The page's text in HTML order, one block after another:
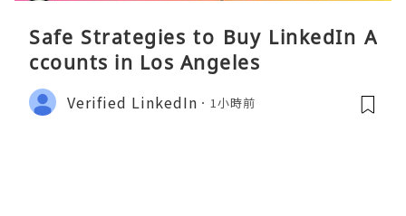
Safe Strategies to Buy LinkedIn A
ccounts in Los Angeles
Verified LinkedIn 1小時前